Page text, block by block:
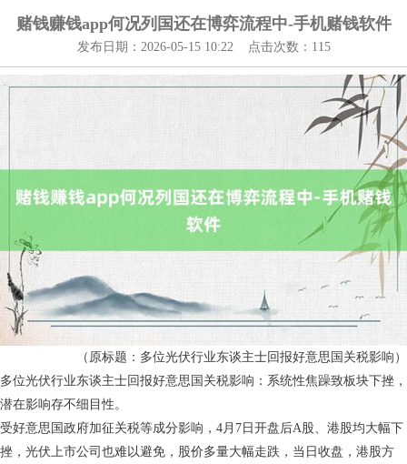
赌钱赚钱app何况列国还在博弈流程中-手机赌钱软件
发布日期：2026-05-15 10:22 点击次数：115
（原标题：多位光伏行业东谈主士回报好意思国关税影响）
多位光伏行业东谈主士回报好意思国关税影响：系统性焦躁致板块下挫，
潜在影响存不细目性。
受好意思国政府加征关税等成分影响，4月7日开盘后A股、港股均大幅下
挫，光伏上市公司也难以避免，股价多量大幅走跌，当日收盘，港股方